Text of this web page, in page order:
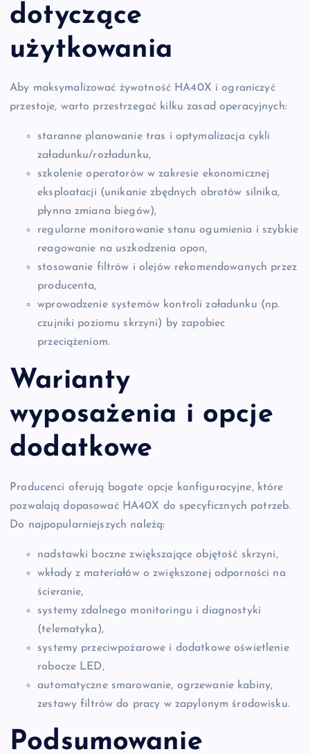
dotyczące
użytkowania
Aby maksymalizować żywotność HA40X i ograniczyć
przestoje, warto przestrzegać kilku zasad operacyjnych:
staranne planowanie tras i optymalizacja cykli
załadunku/rozładunku,
szkolenie operatorów w zakresie ekonomicznej
eksploatacji (unikanie zbędnych obrotów silnika,
płynna zmiana biegów),
regularne monitorowanie stanu ogumienia i szybkie
reagowanie na uszkodzenia opon,
stosowanie filtrów i olejów rekomendowanych przez
producenta,
wprowadzenie systemów kontroli załadunku (np.
czujniki poziomu skrzyni) by zapobiec
przeciążeniom.
Warianty
wyposażenia i opcje
dodatkowe
Producenci oferują bogate opcje konfiguracyjne, które
pozwalają dopasować HA40X do specyficznych potrzeb.
Do najpopularniejszych należą:
nadstawki boczne zwiększające objętość skrzyni,
wkłady z materiałów o zwiększonej odporności na
ścieranie,
systemy zdalnego monitoringu i diagnostyki
(telematyka),
systemy przeciwpożarowe i dodatkowe oświetlenie
robocze LED,
automatyczne smarowanie, ogrzewanie kabiny,
zestawy filtrów do pracy w zapylonym środowisku.
Podsumowanie